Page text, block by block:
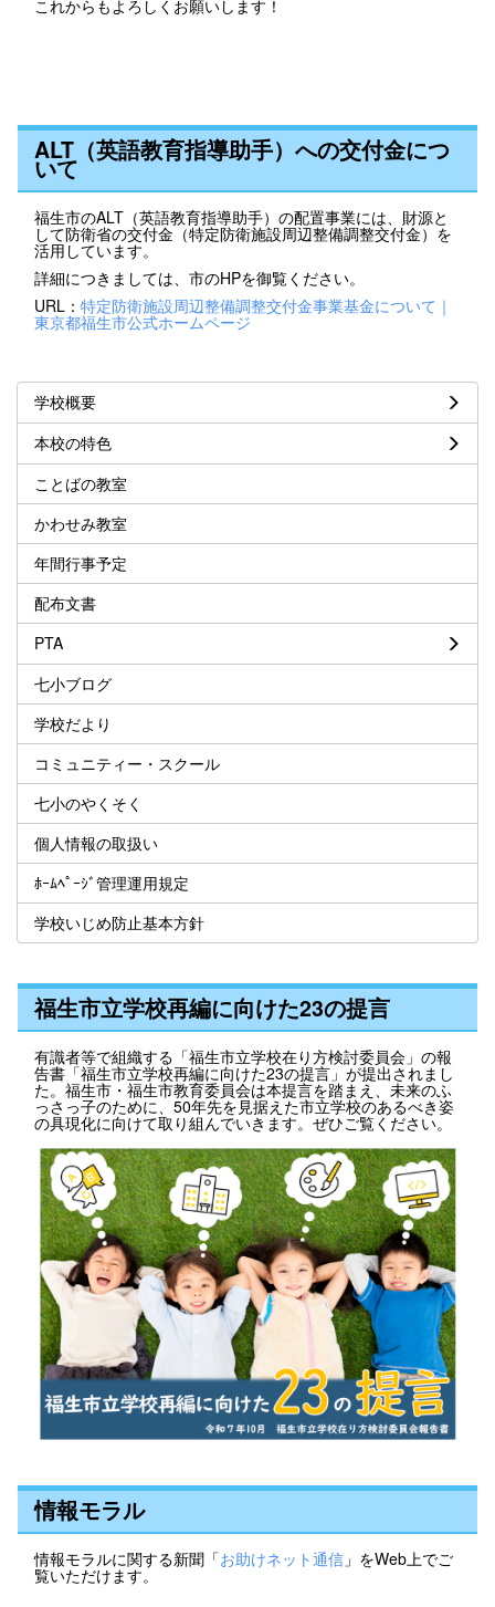
これからもよろしくお願いします！
ALT（英語教育指導助手）への交付金につ
いて
福生市のALT（英語教育指導助手）の配置事業には、財源と
して防衛省の交付金（特定防衛施設周辺整備調整交付金）を
活用しています。
詳細につきましては、市のHPを御覧ください。
URL： 特定防衛施設周辺整備調整交付金事業基金について｜
東京都福生市公式ホームページ
学校概要
本校の特色
ことばの教室
かわせみ教室
年間行事予定
配布文書
PTA
七小ブログ
学校だより
コミュニティー・スクール
七小のやくそく
個人情報の取扱い
ﾎｰﾑﾍﾟｰｼﾞ管理運用規定
学校いじめ防止基本方針
福生市立学校再編に向けた23の提言
有識者等で組織する「福生市立学校在り方検討委員会」の報
告書「福生市立学校再編に向けた23の提言」が提出されまし
た。福生市・福生市教育委員会は本提言を踏まえ、未来のふ
っさっ子のために、50年先を見据えた市立学校のあるべき姿
の具現化に向けて取り組んでいきます。ぜひご覧ください。
情報モラル
情報モラルに関する新聞「お助けネット通信 」をWeb上でご
覧いただけます。